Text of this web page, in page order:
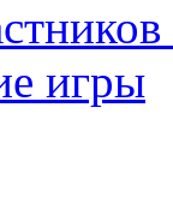
игры